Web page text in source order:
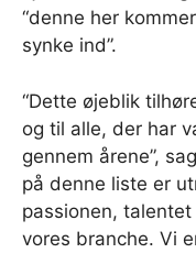
“denne her
synke ind”.
“Dette øjeblik
og til alle, der har
gennem årene”,
på denne liste er
passionen,
vores branche. Vi